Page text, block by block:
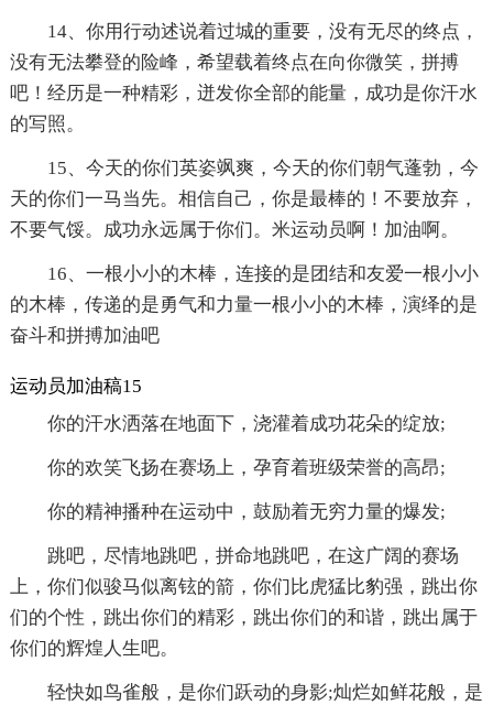
14、你用行动述说着过城的重要，没有无尽的终点，
没有无法攀登的险峰，希望载着终点在向你微笑，拼搏
吧！经历是一种精彩，迸发你全部的能量，成功是你汗水
的写照。
15、今天的你们英姿飒爽，今天的你们朝气蓬勃，今
天的你们一马当先。相信自己，你是最棒的！不要放弃，
不要气馁。成功永远属于你们。米运动员啊！加油啊。
16、一根小小的木棒，连接的是团结和友爱一根小小
的木棒，传递的是勇气和力量一根小小的木棒，演绎的是
奋斗和拼搏加油吧
运动员加油稿15
你的汗水洒落在地面下，浇灌着成功花朵的绽放;
你的欢笑飞扬在赛场上，孕育着班级荣誉的高昂;
你的精神播种在运动中，鼓励着无穷力量的爆发;
跳吧，尽情地跳吧，拼命地跳吧，在这广阔的赛场
上，你们似骏马似离铉的箭，你们比虎猛比豹强，跳出你
们的个性，跳出你们的精彩，跳出你们的和谐，跳出属于
你们的辉煌人生吧。
轻快如鸟雀般，是你们跃动的身影;灿烂如鲜花般，是